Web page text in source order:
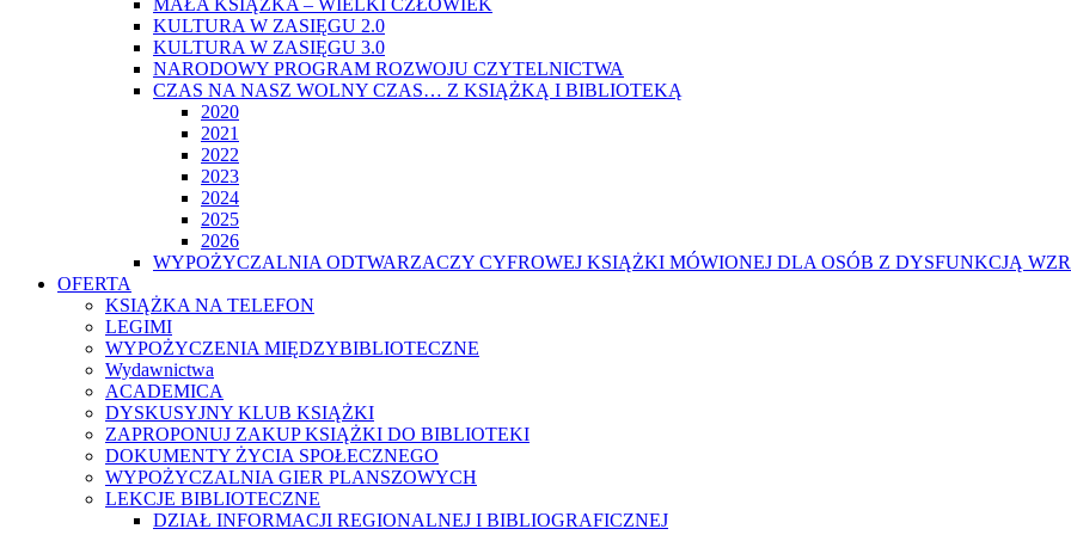
MAŁA KSIĄŻKA – WIELKI CZŁOWIEK
KULTURA W ZASIĘGU 2.0
KULTURA W ZASIĘGU 3.0
NARODOWY PROGRAM ROZWOJU CZYTELNICTWA
CZAS NA NASZ WOLNY CZAS… Z KSIĄŻKĄ I BIBLIOTEKĄ
2020
2021
2022
2023
2024
2025
2026
WYPOŻYCZALNIA ODTWARZACZY CYFROWEJ KSIĄŻKI MÓWIONEJ DLA OSÓB Z DYSFUNKCJĄ
OFERTA
KSIĄŻKA NA TELEFON
LEGIMI
WYPOŻYCZENIA MIĘDZYBIBLIOTECZNE
Wydawnictwa
ACADEMICA
DYSKUSYJNY KLUB KSIĄŻKI
ZAPROPONUJ ZAKUP KSIĄŻKI DO BIBLIOTEKI
DOKUMENTY ŻYCIA SPOŁECZNEGO
WYPOŻYCZALNIA GIER PLANSZOWYCH
LEKCJE BIBLIOTECZNE
DZIAŁ INFORMACJI REGIONALNEJ I BIBLIOGRAFICZNEJ